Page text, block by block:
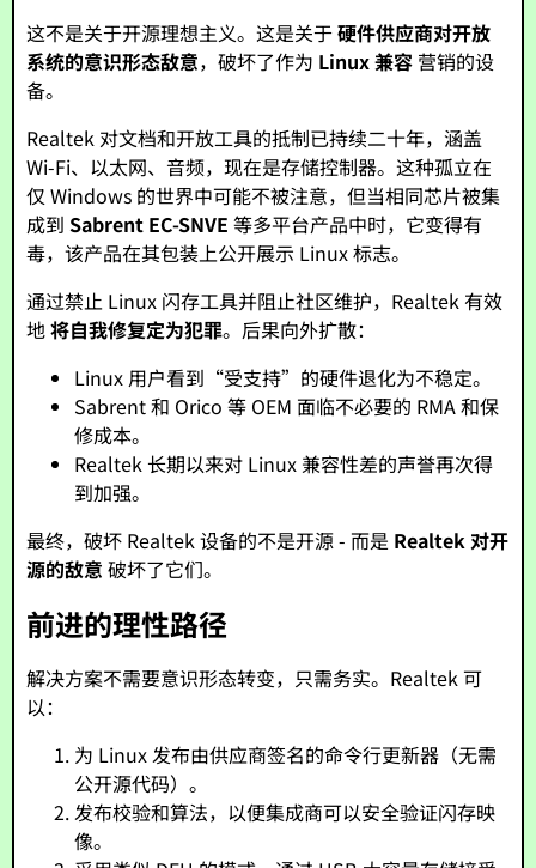
这不是关于开源理想主义。这是关于硬件供应商对开放
系统的意识形态敌意，破坏了作为 Linux 兼容 营销的设
备。
Realtek 对文档和开放工具的抵制已持续二十年，涵盖
Wi-Fi、以太网、音频，现在是存储控制器。这种孤立在
仅 Windows 的世界中可能不被注意，但当相同芯片被集
成到Sabrent EC-SNVE 等多平台产品中时，它变得有
毒，该产品在其包装上公开展示 Linux 标志。
通过禁止 Linux 闪存工具并阻止社区维护，Realtek 有效
地将自我修复定为犯罪。后果向外扩散：
Linux 用户看到“受支持”的硬件退化为不稳定。
Sabrent 和 Orico 等 OEM 面临不必要的 RMA 和保
修成本。
Realtek 长期以来对 Linux 兼容性差的声誉再次得
到加强。
最终，破坏 Realtek 设备的不是开源 - 而是 Realtek 对开
源的敌意 破坏了它们。
前进的理性路径
解决方案不需要意识形态转变，只需务实。Realtek 可
以：
为 Linux 发布由供应商签名的命令行更新器（无需
公开源代码）。
发布校验和算法，以便集成商可以安全验证闪存映
像。